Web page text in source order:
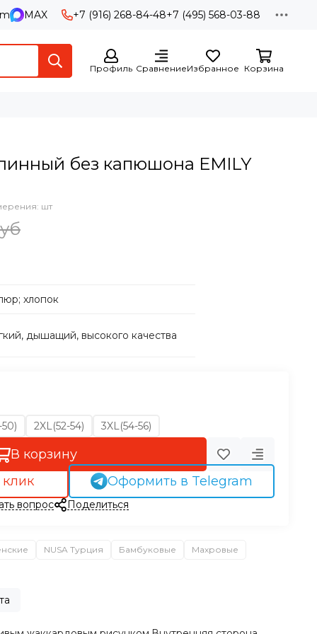
MAX +7 (916) 268-84-48+7 (495) 568-03-88
Профиль СравнениеИзбранное Корзина
без капюшона EMILY
шт
хлопок
дышащий, высокого качества
2XL(52-54) 3XL(54-56)
В корзину
Оформить в Telegram
вопрос Поделиться
NUSA Турция Бамбуковые Махровые